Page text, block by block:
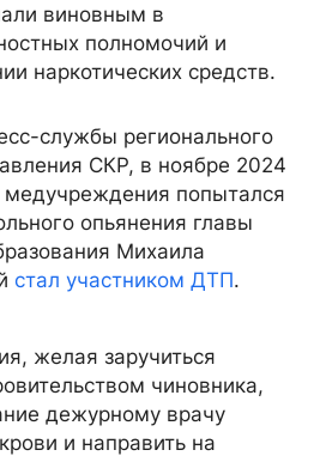
виновным в
полномочий и
наркотических средств.
службы регионального
СКР, в ноябре 2024
медучреждения попытался
опьянения главы
Михаила
стал участником ДТП.
желая заручиться
чиновника,
дежурному врачу
и направить на